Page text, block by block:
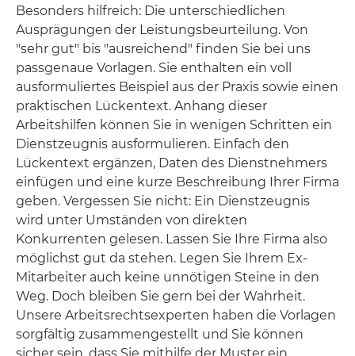
Besonders hilfreich: Die unterschiedlichen
Ausprägungen der Leistungsbeurteilung. Von
"sehr gut" bis "ausreichend" finden Sie bei uns
passgenaue Vorlagen. Sie enthalten ein voll
ausformuliertes Beispiel aus der Praxis sowie einen
praktischen Lückentext. Anhang dieser
Arbeitshilfen können Sie in wenigen Schritten ein
Dienstzeugnis ausformulieren. Einfach den
Lückentext ergänzen, Daten des Dienstnehmers
einfügen und eine kurze Beschreibung Ihrer Firma
geben. Vergessen Sie nicht: Ein Dienstzeugnis
wird unter Umständen von direkten
Konkurrenten gelesen. Lassen Sie Ihre Firma also
möglichst gut da stehen. Legen Sie Ihrem Ex-
Mitarbeiter auch keine unnötigen Steine in den
Weg. Doch bleiben Sie gern bei der Wahrheit.
Unsere Arbeitsrechtsexperten haben die Vorlagen
sorgfältig zusammengestellt und Sie können